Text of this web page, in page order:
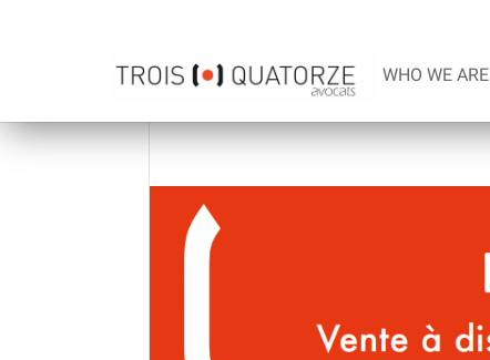
WHO WE ARE